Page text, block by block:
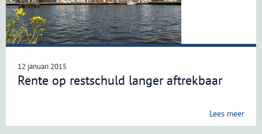
12 januari 2015
Rente op restschuld langer aftrekbaar
Lees meer